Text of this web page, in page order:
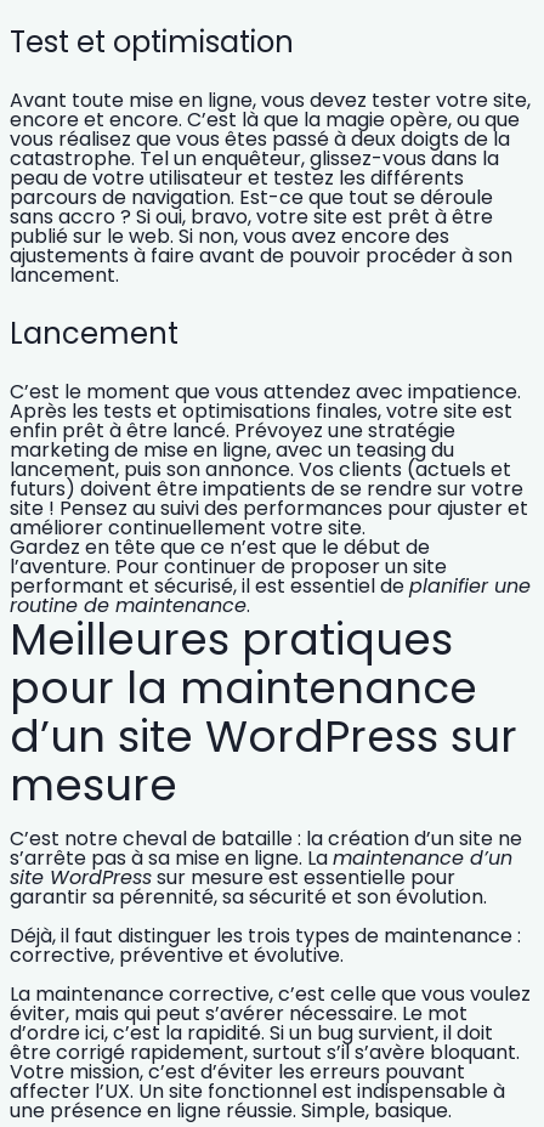
Test et optimisation
Avant toute mise en ligne, vous devez tester votre site,
encore et encore. C’est là que la magie opère, ou que
vous réalisez que vous êtes passé à deux doigts de la
catastrophe. Tel un enquêteur, glissez-vous dans la
peau de votre utilisateur et testez les différents
parcours de navigation. Est-ce que tout se déroule
sans accro ? Si oui, bravo, votre site est prêt à être
publié sur le web. Si non, vous avez encore des
ajustements à faire avant de pouvoir procéder à son
lancement.
Lancement
C’est le moment que vous attendez avec impatience.
Après les tests et optimisations finales, votre site est
enfin prêt à être lancé. Prévoyez unestratégie
marketingde mise en ligne, avec un teasing du
lancement, puis son annonce. Vos clients (actuels et
futurs) doivent être impatients de se rendre sur votre
site ! Pensez au suivi des performances pour ajuster et
améliorer continuellement votre site.
Gardez en tête que ce n’est que le début de
l’aventure. Pour continuer de proposer un site
performant et sécurisé, il est essentiel deplanifier une
routine de maintenance.
Meilleures pratiques
pour la maintenance
d’un site WordPress sur
mesure
C’est notre cheval de bataille : la création d’un site ne
s’arrête pas à sa mise en ligne. Lamaintenance d’un
site WordPresssur mesure est essentielle pour
garantir sa pérennité, sa sécurité et son évolution.
Déjà, il faut distinguer les trois types de maintenance:
corrective, préventive et évolutive.
La maintenance corrective, c’est celle que vous voulez
éviter, mais qui peut s’avérer nécessaire. Le mot
d’ordre ici, c’est la rapidité. Si un bug survient, il doit
être corrigé rapidement, surtout s’il s’avère bloquant.
Votre mission, c’est d’éviter les erreurs pouvant
affecter l’UX. Un site fonctionnel est indispensable à
une présence en ligne réussie. Simple, basique.